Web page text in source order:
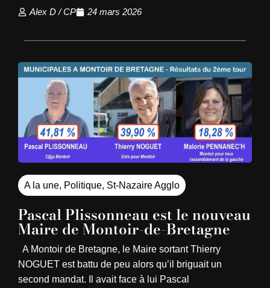
Alex D / CP 24 mars 2026
A la une, Politique, St-Nazaire Agglo
Pascal Plissonneau est le nouveau
Maire de Montoir-de-Bretagne
A Montoir de Bretagne, le Maire sortant Thierry
NOGUET est battu de peu alors qu’il briguait un
second mandat. Il avait face à lui Pascal